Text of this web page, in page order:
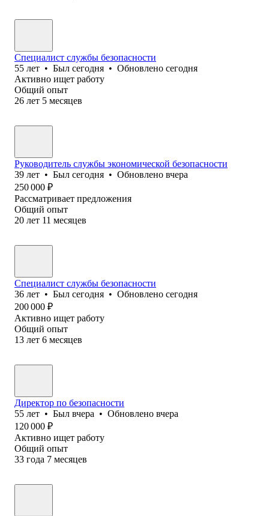
Специалист службы безопасности
55 лет • Был сегодня • Обновлено сегодня
Активно ищет работу
Общий опыт
26 лет 5 месяцев
Руководитель службы экономической безопасности
39 лет • Был сегодня • Обновлено вчера
250 000 ₽
Рассматривает предложения
Общий опыт
20 лет 11 месяцев
Специалист службы безопасности
36 лет • Был сегодня • Обновлено сегодня
200 000 ₽
Активно ищет работу
Общий опыт
13 лет 6 месяцев
Директор по безопасности
55 лет • Был вчера • Обновлено вчера
120 000 ₽
Активно ищет работу
Общий опыт
33 года 7 месяцев